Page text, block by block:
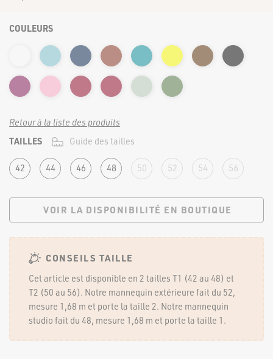
COULEURS
Retour à la liste des produits
TAILLES Guide des tailles
42 44 46 48 50 52 54 56
VOIR LA DISPONIBILITÉ EN BOUTIQUE
CONSEILS TAILLE
Cet article est disponible en 2 tailles T1 (42 au 48) et
T2 (50 au 56). Notre mannequin extérieure fait du 52,
mesure 1,68 m et porte la taille 2. Notre mannequin
studio fait du 48, mesure 1,68 m et porte la taille 1.
FORTE & JOLIE ©2022 | TOUS DROITS RÉSERVÉS